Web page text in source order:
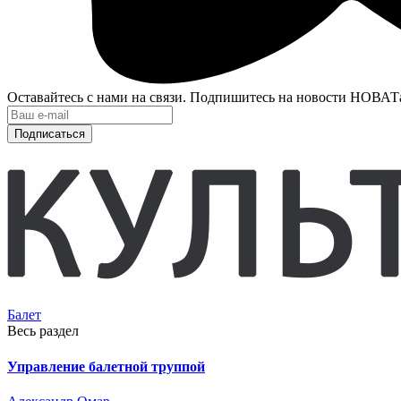
Оставайтесь с нами на связи. Подпишитесь на новости
Подписаться
Балет
Весь раздел
Управление балетной труппой